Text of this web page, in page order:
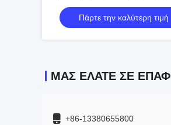
για το SS Cookware Pot Handle
Πάρτε την καλύτερη τιμή
+86-13380655800